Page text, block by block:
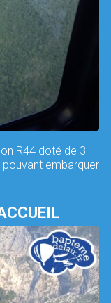
R44 doté de 3
embarquer